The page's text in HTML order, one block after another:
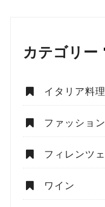
カテゴリー
イタリア料理
ファッション
フィレンツ
ワイン